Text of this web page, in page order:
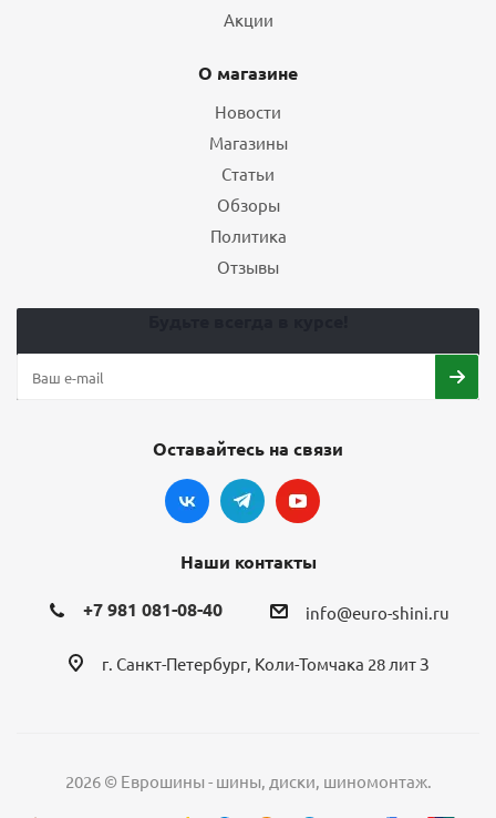
Акции
О магазине
Новости
Магазины
Статьи
Обзоры
Политика
Отзывы
Оставайтесь на связи
Наши контакты
+7 981 081-08-40 info@euro-shini.ru
г. Санкт-Петербург, Коли-Томчака 28 лит З
2026 © Еврошины - шины, диски, шиномонтаж.